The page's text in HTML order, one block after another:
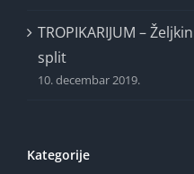
TROPIKARIJUM –
split
10. decembar 2019.
Kategorije